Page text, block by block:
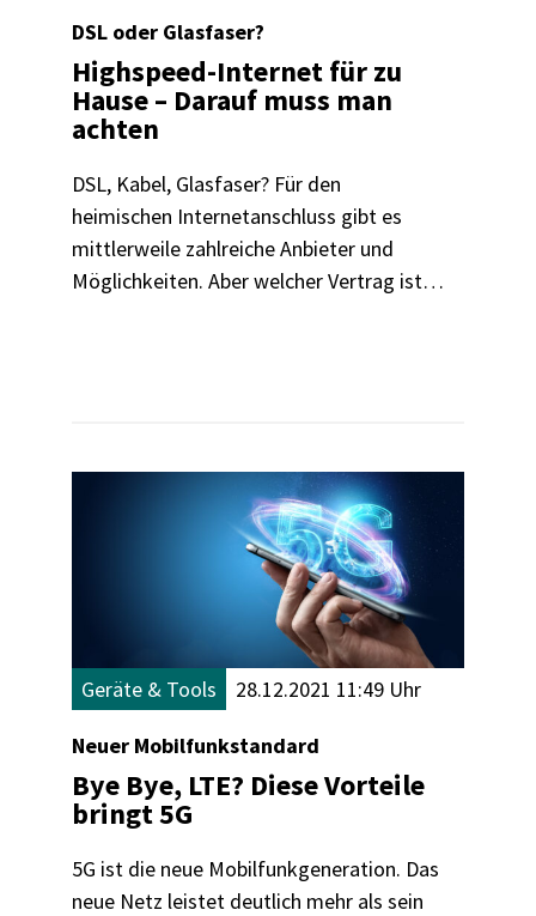
DSL oder Glasfaser?
Highspeed-Internet für zu
Hause – Darauf muss man
achten
DSL, Kabel, Glasfaser? Für den
heimischen Internetanschluss gibt es
mittlerweile zahlreiche Anbieter und
Möglichkeiten. Aber welcher Vertrag ist
Geräte & Tools 28.12.2021 11:49 Uhr
Neuer Mobilfunkstandard
Bye Bye, LTE? Diese Vorteile
bringt 5G
5G ist die neue Mobilfunkgeneration. Das
neue Netz leistet deutlich mehr als sein